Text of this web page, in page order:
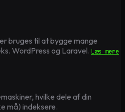
bruges til at bygge mange
WordPress og Laravel. Læs mere
hvilke dele af din
må) indeksere.